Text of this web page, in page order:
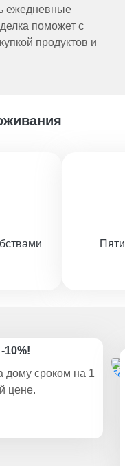
ежедневные
поможет с
продуктов и
10%!
дому сроком на 1
цене.